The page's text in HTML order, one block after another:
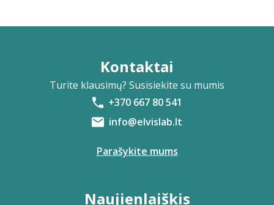
Kontaktai
Turite klausimų? Susisiekite su mumis
+370 667 80 541
info@elvislab.lt
Parašykite mums
Naujienlaiškis